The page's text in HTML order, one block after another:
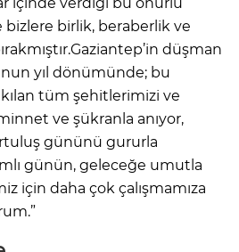
birlik, beraberlik ve
düşman
yıl dönümünde; bu
tüm şehitlerimizi ve
ve şükranla anıyor,
gününü gururla
günün, geleceğe umutla
için daha çok çalışmamıza